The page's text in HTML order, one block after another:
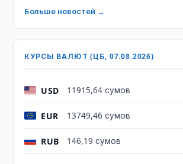
Больше новостей →
КУРСЫ ВАЛЮТ (ЦБ, 07.08.2026)
USD 11915,64 сумов
EUR 13749,46 сумов
RUB 146,19 сумов